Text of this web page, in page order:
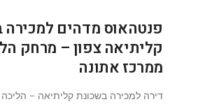
פנטהאוס מדהים למכירה
קליתיאה צפון – מרחק
ממרכז אתונה
דירה למכירה בשכונת קליתיאה –